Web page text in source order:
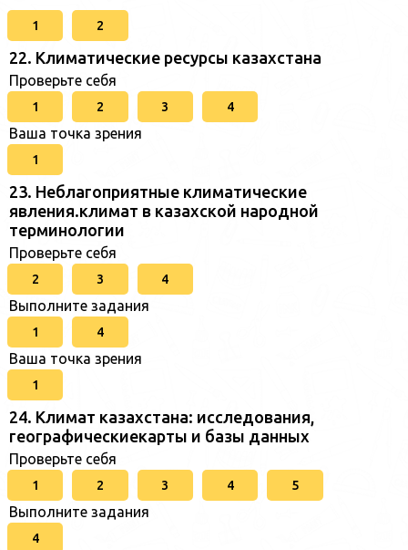
1 2
22. Климатические ресурсы казахстана
Проверьте себя
1 2 3 4
Ваша точка зрения
1
23. Неблагоприятные климатические
явления.климат в казахской народной
терминологии
Проверьте себя
2 3 4
Выполните задания
1 4
Ваша точка зрения
1
24. Климат казахстана: исследования,
географическиекарты и базы данных
Проверьте себя
1 2 3 4 5
Выполните задания
4